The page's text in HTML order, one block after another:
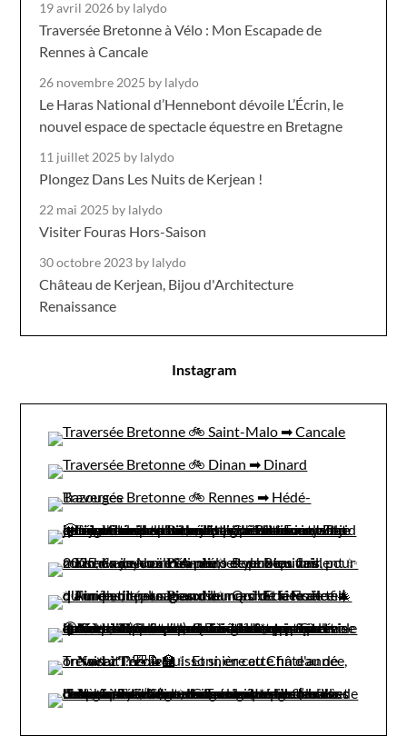
19 avril 2026 by lalydo
Traversée Bretonne à Vélo : Mon Escapade de
Rennes à Cancale
26 novembre 2025 by lalydo
Le Haras National d’Hennebont dévoile L’Écrin, le
nouvel espace de spectacle équestre en Bretagne
11 juillet 2025 by lalydo
Plongez Dans Les Nuits de Kerjean !
22 mai 2025 by lalydo
Visiter Fouras Hors-Saison
30 octobre 2023 by lalydo
Château de Kerjean, Bijou d'Architecture
Renaissance
Instagram